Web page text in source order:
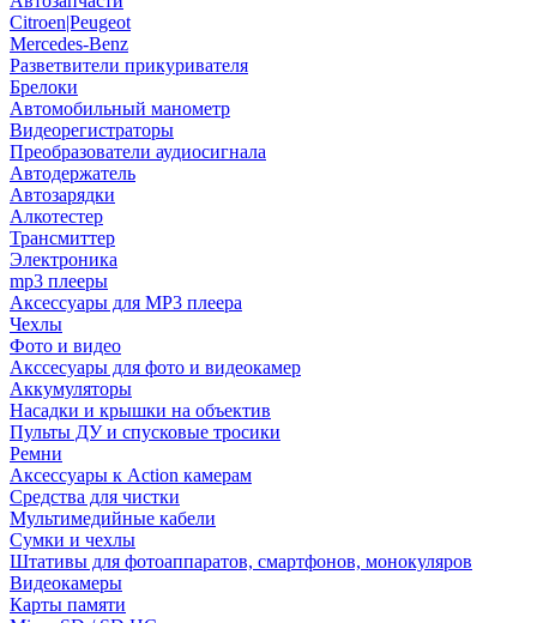
Citroen|Peugeot
Mercedes-Benz
Разветвители прикуривателя
Брелоки
Автомобильный манометр
Видеорегистраторы
Преобразователи аудиосигнала
Автодержатель
Автозарядки
Алкотестер
Трансмиттер
Электроника
mp3 плееры
Аксессуары для MP3 плеера
Чехлы
Фото и видео
Акссесуары для фото и видеокамер
Аккумуляторы
Насадки и крышки на объектив
Пульты ДУ и спусковые тросики
Ремни
Аксессуары к Action камерам
Средства для чистки
Мультимедийные кабели
Сумки и чехлы
Штативы для фотоаппаратов, смартфонов, монокуляров
Видеокамеры
Карты памяти